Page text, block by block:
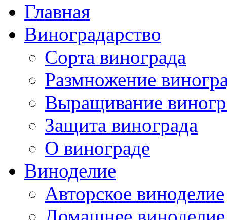
Главная
Виноградарство
Сорта винограда
Размножение
Выращивание
Защита винограда
О винограде
Виноделие
Авторское виноделие